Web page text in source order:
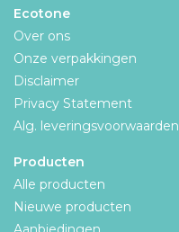
Ecotone
Over ons
Onze verpakkingen
Disclaimer
Privacy Statement
Alg. leveringsvoorwaarden
Producten
Alle producten
Nieuwe producten